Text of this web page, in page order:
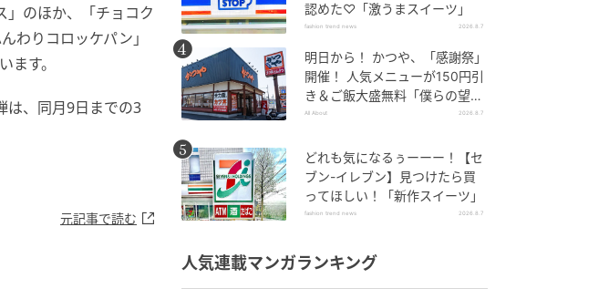
」のほか、「チョコク
わりコロッケパン」
ます。
は、同月9日までの3
元記事で読む
認めた♡「激うまスイーツ」
fashion trend news 2026.8.7
明日から！ かつや、「感謝祭」
開催！ 人気メニューが150円引
き＆ご飯大盛無料「僕らの望ん
だ感謝祭だ」
All About 2026.8.7
どれも気になるぅーーー！【セ
ブン-イレブン】見つけたら買
ってほしい！「新作スイーツ」
fashion trend news 2026.8.7
人気連載マンガランキング